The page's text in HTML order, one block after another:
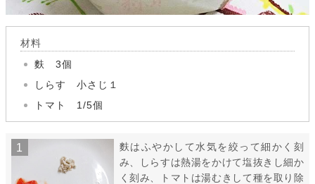
材料
麩 3個
しらす 小さじ１
トマト 1/5個
麩はふやかして水気を絞って細かく刻
み、しらすは熱湯をかけて塩抜きし細か
く刻み、トマトは湯むきして種を取り除